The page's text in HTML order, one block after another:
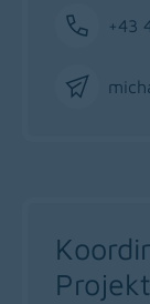
+43